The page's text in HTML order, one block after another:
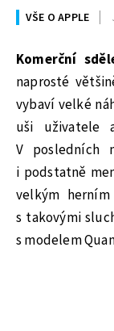
VŠE O APPLE
Komerční
naprosté
vybaví velké
uši
V posledních
i podstatně
velkým
s takovými
s modelem